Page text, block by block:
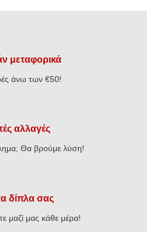
μεταφορικά
άνω των €50!
αλλαγές
Θα βρούμε λύση!
δίπλα σας
μαζί μας κάθε μέρα!